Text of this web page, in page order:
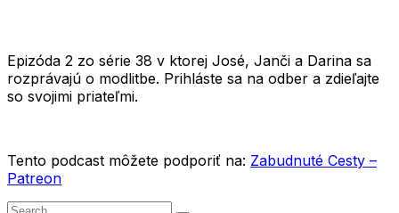
Epizóda 2 zo série 38 v ktorej José, Janči a Darina sa
rozprávajú o modlitbe. Prihláste sa na odber a zdieľajte
so svojimi priateľmi.
Tento podcast môžete podporiť na: Zabudnuté Cesty –
Patreon